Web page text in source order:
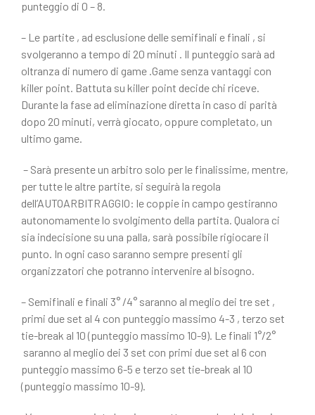
punteggio di 0 – 8.
– Le partite , ad esclusione delle semifinali e finali , si
svolgeranno a tempo di 20 minuti . Il punteggio sarà ad
oltranza di numero di game .Game senza vantaggi con
killer point. Battuta su killer point decide chi riceve.
Durante la fase ad eliminazione diretta in caso di parità
dopo 20 minuti, verrà giocato, oppure completato, un
ultimo game.
– Sarà presente un arbitro solo per le finalissime, mentre,
per tutte le altre partite, si seguirà la regola
dell’AUTOARBITRAGGIO: le coppie in campo gestiranno
autonomamente lo svolgimento della partita. Qualora ci
sia indecisione su una palla, sarà possibile rigiocare il
punto. In ogni caso saranno sempre presenti gli
organizzatori che potranno intervenire al bisogno.
– Semifinali e finali 3° /4° saranno al meglio dei tre set ,
primi due set al 4 con punteggio massimo 4-3 , terzo set
tie-break al 10 (punteggio massimo 10-9). Le finali 1°/2°
saranno al meglio dei 3 set con primi due set al 6 con
punteggio massimo 6-5 e terzo set tie-break al 10
(punteggio massimo 10-9).